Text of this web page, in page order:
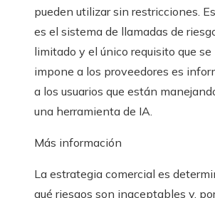
pueden utilizar sin restricciones.
es el sistema de llamadas de
limitado y el único requisito que se
impone a los proveedores es
a los usuarios que están
una herramienta de IA.
Más información
La estrategia comercial es
qué riesgos son inaceptables y,